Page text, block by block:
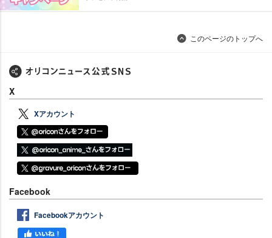
このページのトップへ
X
Xアカウント
Facebook
Facebookアカウント